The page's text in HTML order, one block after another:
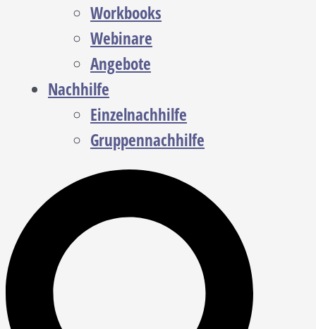
Workbooks
Webinare
Angebote
Nachhilfe
Einzelnachhilfe
Gruppennachhilfe